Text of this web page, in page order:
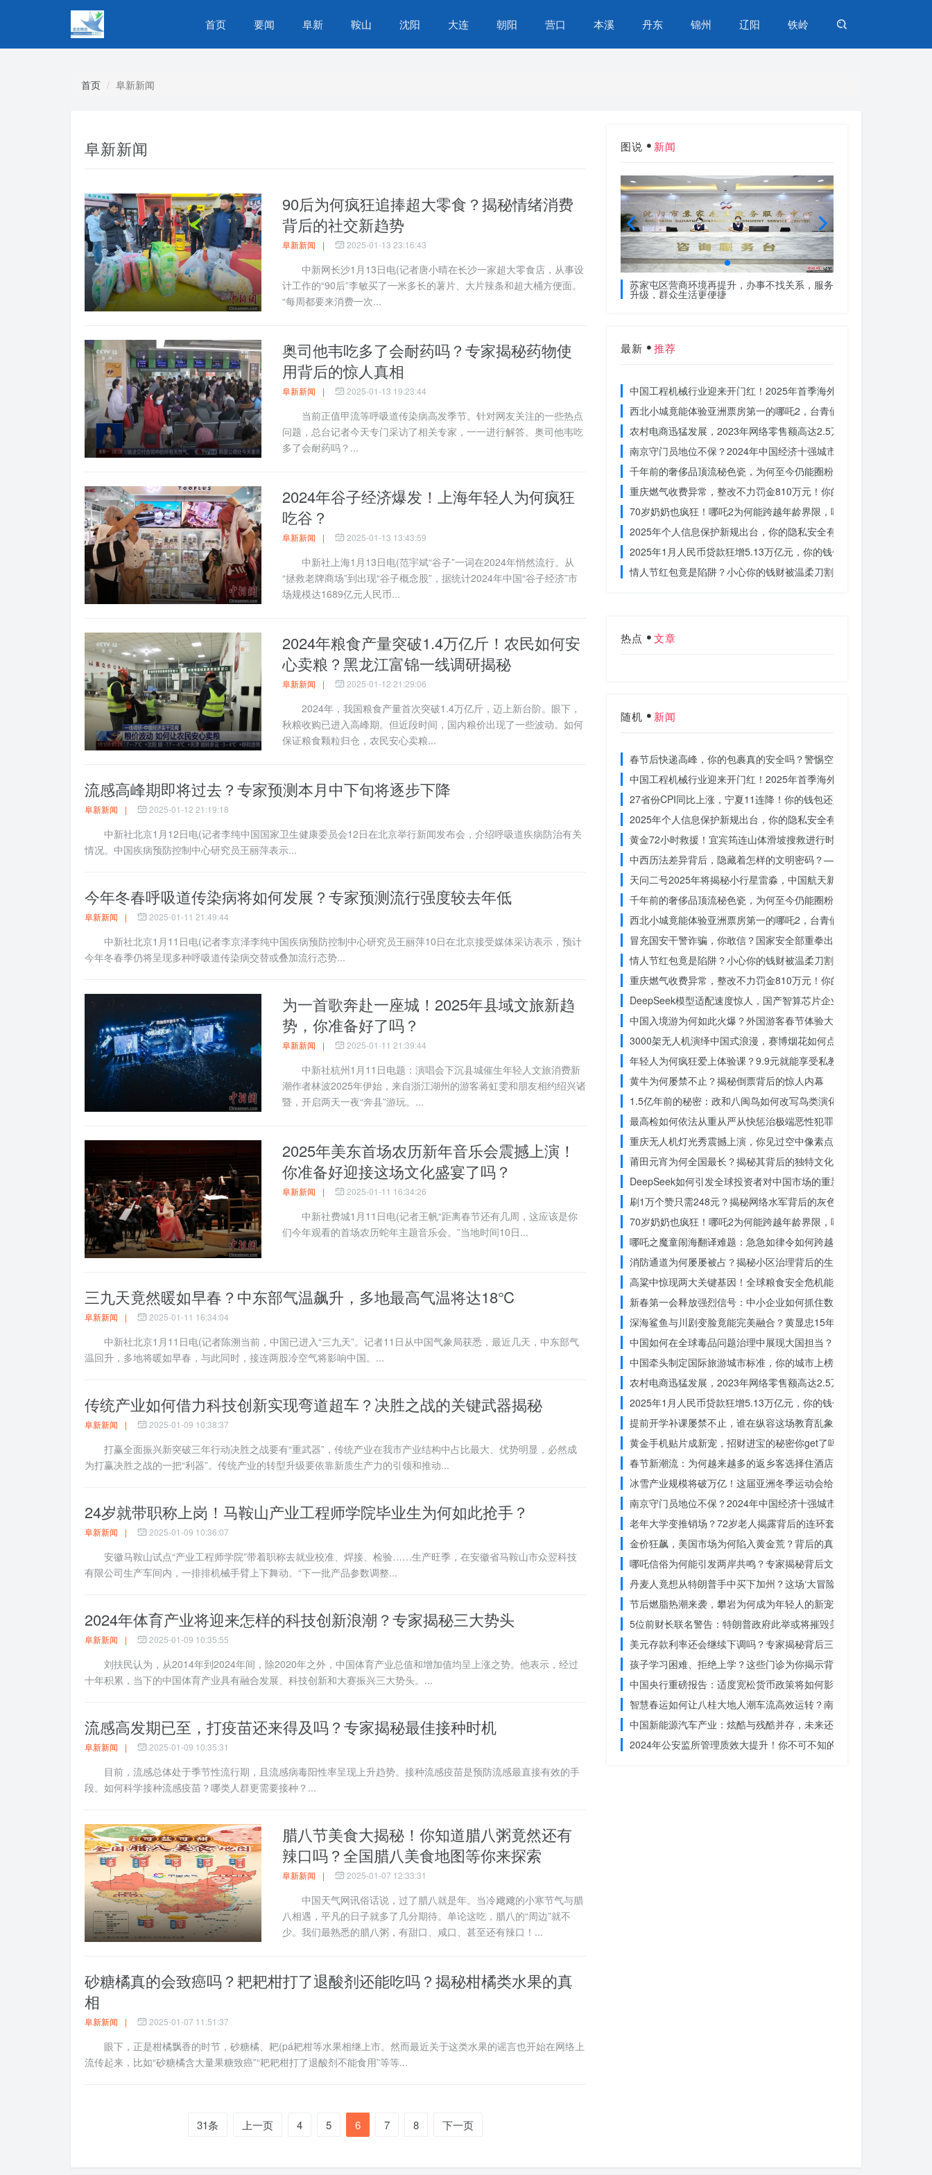
首页 要闻 阜新 鞍山 沈阳 大连 朝阳 营口 本溪 丹东 锦州 辽阳 铁岭
首页 阜新新闻
阜新新闻
90后为何疯狂追捧超大零食？揭秘情绪消费
背后的社交新趋势
阜新新闻 | 2025-01-13 23:16:43
中新网长沙1月13日电(记者唐小晴在长沙一家超大零食店，从事设
计工作的“90后”李敏买了一米多长的薯片、大片辣条和超大桶方便面。
“每周都要来消费一次...
奥司他韦吃多了会耐药吗？专家揭秘药物使
用背后的惊人真相
阜新新闻 | 2025-01-13 19:23:44
当前正值甲流等呼吸道传染病高发季节。针对网友关注的一些热点
问题，总台记者今天专门采访了相关专家，一一进行解答。奥司他韦吃
多了会耐药吗？...
2024年谷子经济爆发！上海年轻人为何疯狂
吃谷？
阜新新闻 | 2025-01-13 13:43:59
中新社上海1月13日电(范宇斌“谷子”一词在2024年悄然流行。从
“拯救老牌商场”到出现“谷子概念股”，据统计2024年中国“谷子经济”市
场规模达1689亿元人民币...
2024年粮食产量突破1.4万亿斤！农民如何安
心卖粮？黑龙江富锦一线调研揭秘
阜新新闻 | 2025-01-12 21:29:06
2024年，我国粮食产量首次突破1.4万亿斤，迈上新台阶。眼下，
秋粮收购已进入高峰期。但近段时间，国内粮价出现了一些波动。如何
保证粮食颗粒归仓，农民安心卖粮...
流感高峰期即将过去？专家预测本月中下旬将逐步下降
阜新新闻 | 2025-01-12 21:19:18
中新社北京1月12日电(记者李纯中国国家卫生健康委员会12日在北京举行新闻发布会，介绍呼吸道疾病防治有关
情况。中国疾病预防控制中心研究员王丽萍表示...
今年冬春呼吸道传染病将如何发展？专家预测流行强度较去年低
阜新新闻 | 2025-01-11 21:49:44
中新社北京1月11日电(记者李京泽李纯中国疾病预防控制中心研究员王丽萍10日在北京接受媒体采访表示，预计
今年冬春季仍将呈现多种呼吸道传染病交替或叠加流行态势...
为一首歌奔赴一座城！2025年县域文旅新趋
势，你准备好了吗？
阜新新闻 | 2025-01-11 21:39:44
中新社杭州1月11日电题：演唱会下沉县城催生年轻人文旅消费新
潮作者林波2025年伊始，来自浙江湖州的游客蒋虹雯和朋友相约绍兴诸
暨，开启两天一夜“奔县”游玩。...
2025年美东首场农历新年音乐会震撼上演！
你准备好迎接这场文化盛宴了吗？
阜新新闻 | 2025-01-11 16:34:26
中新社费城1月11日电(记者王帆“距离春节还有几周，这应该是你
们今年观看的首场农历蛇年主题音乐会。”当地时间10日...
三九天竟然暖如早春？中东部气温飙升，多地最高气温将达18℃
阜新新闻 | 2025-01-11 16:34:04
中新社北京1月11日电(记者陈溯当前，中国已进入“三九天”。记者11日从中国气象局获悉，最近几天，中东部气
温回升，多地将暖如早春，与此同时，接连两股冷空气将影响中国。...
传统产业如何借力科技创新实现弯道超车？决胜之战的关键武器揭秘
阜新新闻 | 2025-01-09 10:38:37
打赢全面振兴新突破三年行动决胜之战要有“重武器”，传统产业在我市产业结构中占比最大、优势明显，必然成
为打赢决胜之战的一把“利器”。传统产业的转型升级要依靠新质生产力的引领和推动...
24岁就带职称上岗！马鞍山产业工程师学院毕业生为何如此抢手？
阜新新闻 | 2025-01-09 10:36:07
安徽马鞍山试点“产业工程师学院”带着职称去就业校准、焊接、检验……生产旺季，在安徽省马鞍山市众翌科技
有限公司生产车间内，一排排机械手臂上下舞动。“下一批产品参数调整...
2024年体育产业将迎来怎样的科技创新浪潮？专家揭秘三大势头
阜新新闻 | 2025-01-09 10:35:55
刘扶民认为，从2014年到2024年间，除2020年之外，中国体育产业总值和增加值均呈上涨之势。他表示，经过
十年积累，当下的中国体育产业具有融合发展、科技创新和大赛振兴三大势头。...
流感高发期已至，打疫苗还来得及吗？专家揭秘最佳接种时机
阜新新闻 | 2025-01-09 10:35:31
目前，流感总体处于季节性流行期，且流感病毒阳性率呈现上升趋势。接种流感疫苗是预防流感最直接有效的手
段。如何科学接种流感疫苗？哪类人群更需要接种？...
腊八节美食大揭秘！你知道腊八粥竟然还有
辣口吗？全国腊八美食地图等你来探索
阜新新闻 | 2025-01-07 12:33:31
中国天气网讯俗话说，过了腊八就是年。当冷飕飕的小寒节气与腊
八相遇，平凡的日子就多了几分期待。单论这吃，腊八的“周边”就不
少。我们最熟悉的腊八粥，有甜口、咸口、甚至还有辣口！...
砂糖橘真的会致癌吗？耙耙柑打了退酸剂还能吃吗？揭秘柑橘类水果的真
相
阜新新闻 | 2025-01-07 11:51:37
眼下，正是柑橘飘香的时节，砂糖橘、耙(pá耙柑等水果相继上市。然而最近关于这类水果的谣言也开始在网络上
流传起来，比如“砂糖橘含大量果糖致癌”“耙耙柑打了退酸剂不能食用”等等...
31条 上一页 4 5 6 7 8 下一页
图说 新闻
苏家屯区营商环境再提升，办事不找关系，服务
升级，群众生活更便捷
苏家屯区营商环境再提升，办事不找关系，服务
升级，群众生活更便捷
最新 推荐
中国工程机械行业迎来开门红！2025年首季海外订单激增，你准备好
西北小城竟能体验亚洲票房第一的哪吒2，台青们为何如此惊叹？
农村电商迅猛发展，2023年网络零售额高达2.5万亿！你还在等什么？
南京守门员地位不保？2024年中国经济十强城市大洗牌
千年前的奢侈品顶流秘色瓷，为何至今仍能圈粉世界？揭秘其神秘魅力
重庆燃气收费异常，整改不力罚金810万元！你的权益被侵犯了吗？
70岁奶奶也疯狂！哪吒2为何能跨越年龄界限，吸引全民观影？
2025年个人信息保护新规出台，你的隐私安全有保障了吗？
2025年1月人民币贷款狂增5.13万亿元，你的钱包准备好了吗？
情人节红包竟是陷阱？小心你的钱财被温柔刀割走
热点 文章
随机 新闻
春节后快递高峰，你的包裹真的安全吗？警惕空包诈骗
中国工程机械行业迎来开门红！2025年首季海外订单激增，你准备好
27省份CPI同比上涨，宁夏11连降！你的钱包还好吗？
2025年个人信息保护新规出台，你的隐私安全有保障了吗？
黄金72小时救援！宜宾筠连山体滑坡搜救进行时，无人机遥感技术助力
中西历法差异背后，隐藏着怎样的文明密码？——专访南京大学周礼
天问二号2025年将揭秘小行星雷淼，中国航天新时代即将开启
千年前的奢侈品顶流秘色瓷，为何至今仍能圈粉世界？揭秘其神秘魅力
西北小城竟能体验亚洲票房第一的哪吒2，台青们为何如此惊叹？
冒充国安干警诈骗，你敢信？国家安全部重拳出击，犯罪团伙被一网
情人节红包竟是陷阱？小心你的钱财被温柔刀割走
重庆燃气收费异常，整改不力罚金810万元！你的权益被侵犯了吗？
DeepSeek模型适配速度惊人，国产智算芯片企业仅用一周完成！未
中国入境游为何如此火爆？外国游客春节体验大揭秘
3000架无人机演绎中国式浪漫，赛博烟花如何点亮夜空？
年轻人为何疯狂爱上体验课？9.9元就能享受私教课的秘密
黄牛为何屡禁不止？揭秘倒票背后的惊人内幕
1.5亿年前的秘密：政和八闽鸟如何改写鸟类演化历史？
最高检如何依法从重从严从快惩治极端恶性犯罪？揭秘重大案件背后
重庆无人机灯光秀震撼上演，你见过空中像素点的奇迹吗？
莆田元宵为何全国最长？揭秘其背后的独特文化价值
DeepSeek如何引发全球投资者对中国市场的重新评估？
刷1万个赞只需248元？揭秘网络水军背后的灰色产业链
70岁奶奶也疯狂！哪吒2为何能跨越年龄界限，吸引全民观影？
哪吒之魔童闹海翻译难题：急急如律令如何跨越文化鸿沟？
消防通道为何屡屡被占？揭秘小区治理背后的生命线危机
高粱中惊现两大关键基因！全球粮食安全危机能否就此终结？
新春第一会释放强烈信号：中小企业如何抓住数字化转型的机遇？
深海鲨鱼与川剧变脸竟能完美融合？黄显忠15年水下默剧惊艳全场
中国如何在全球毒品问题治理中展现大国担当？揭秘中国方案的独特
中国牵头制定国际旅游城市标准，你的城市上榜了吗？
农村电商迅猛发展，2023年网络零售额高达2.5万亿！你还在等什么？
2025年1月人民币贷款狂增5.13万亿元，你的钱包准备好了吗？
提前开学补课屡禁不止，谁在纵容这场教育乱象？
黄金手机贴片成新宠，招财进宝的秘密你get了吗？
春节新潮流：为何越来越多的返乡客选择住酒店而不是家里？
冰雪产业规模将破万亿！这届亚洲冬季运动会给浙江企业带来哪些商
南京守门员地位不保？2024年中国经济十强城市大洗牌
老年大学变推销场？72岁老人揭露背后的连环套
金价狂飙，美国市场为何陷入黄金荒？背后的真相令人
哪吒信俗为何能引发两岸共鸣？专家揭秘背后文化符号的力量
丹麦人竟想从特朗普手中买下加州？这场‘大冒险’背后藏着什么秘密
节后燃脂热潮来袭，攀岩为何成为年轻人的新宠？
5位前财长联名警告：特朗普政府此举或将摧毁美国信誉？
美元存款利率还会继续下调吗？专家揭秘背后三大原因
孩子学习困难、拒绝上学？这些门诊为你揭示背后的真相
中国央行重磅报告：适度宽松货币政策将如何影响你的消费？
智慧春运如何让八桂大地人潮车流高效运转？南宁铁路枢纽的秘密武
中国新能源汽车产业：炫酷与残酷并存，未来还能走多远？
2024年公安监所管理质效大提升！你不可不知的法治文明新举措